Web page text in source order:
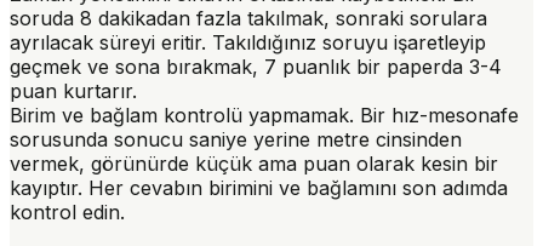
soruda 8 dakikadan fazla takılmak, sonraki sorulara
ayrılacak süreyi eritir. Takıldığınız soruyu işaretleyip
geçmek ve sona bırakmak, 7 puanlık bir paperda 3-4
puan kurtarır.
Birim ve bağlam kontrolü yapmamak. Bir hız-mesonafe
sorusunda sonucu saniye yerine metre cinsinden
vermek, görünürde küçük ama puan olarak kesin bir
kayıptır. Her cevabın birimini ve bağlamını son adımda
kontrol edin.